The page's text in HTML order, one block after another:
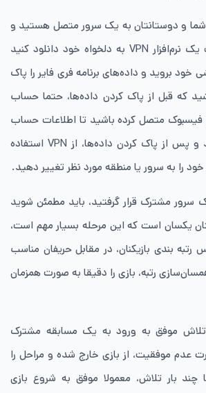
شما و دوستانتان به یک سرور متصل هستید و
برای این کار، لازم است یک نرم‌افزار VPN به دلخواه خود دانلود کنید
بروید و داده‌های برنامه فری فایر را پاک
که قبل از پاک کردن داده‌ها، حتما حساب
فیسبوک متصل کرده باشید تا اطلاعات حساب
خود را از دست ندهید و پس از پاک کردن داده‌ها، از VPN استفاده
را به سرور یا منطقه مورد نظر تغییر دهید.
سرور مشترک قرار گرفتید، باید مطمئن شوید
یکسان است که این مرحله بسیار مهم است،
رتبه بندی بازیکنان، در مقابل حریفان مناسب
رتبه، بازی را دقیقا به صورت همزمان
موفق به ورود به یک مسابقه مشترک
عدم موفقیت، از بازی خارج شده و مراحل را
چند بار تلاش، معمولا موفق به شروع بازی